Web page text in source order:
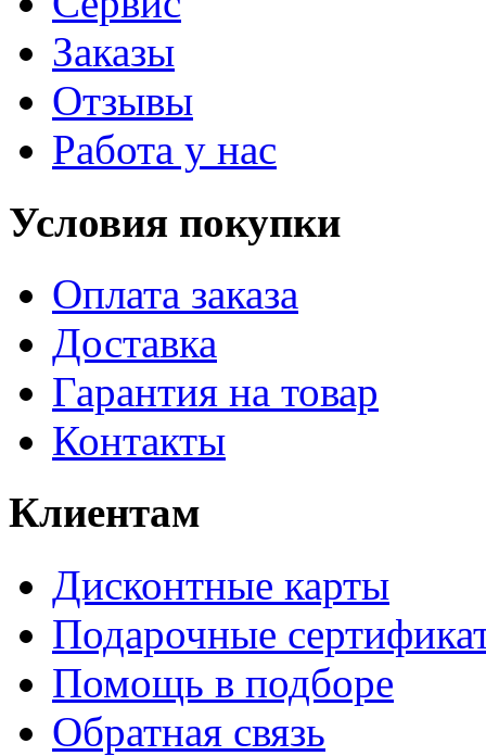
Заказы
Отзывы
Работа у нас
Условия покупки
Оплата заказа
Доставка
Гарантия на товар
Контакты
Клиентам
Дисконтные карты
Подарочные
Помощь в подборе
Обратная связь